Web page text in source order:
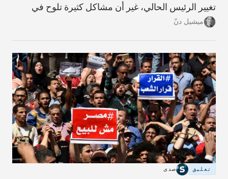
تغيير الرئيس الحالي، غير أن مشاكل كثيرة تلوح في
الأفق إذا كان الفوز من نصيبه.
ميشيل دنّ
تعليق صدى